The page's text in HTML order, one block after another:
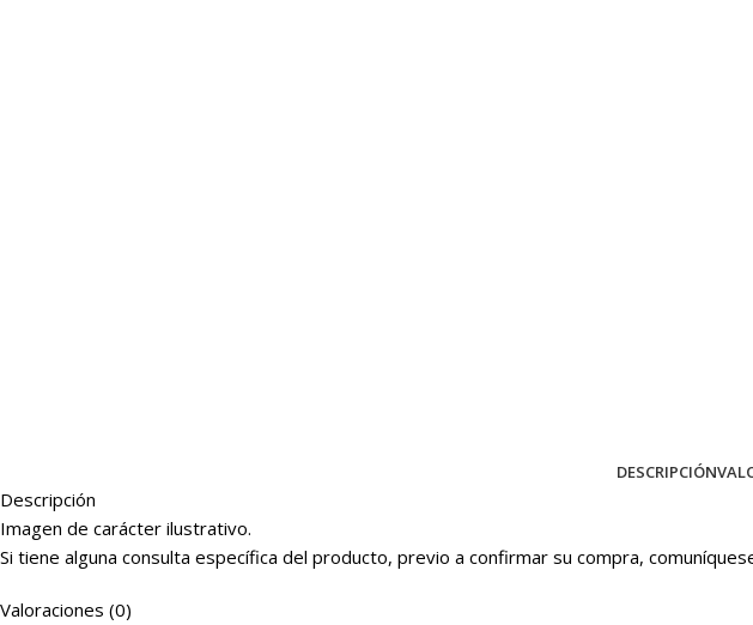
DESCRIPCIÓN
Descripción
Imagen de carácter ilustrativo.
Si tiene alguna consulta específica del producto, previo a confirmar su compra,
Valoraciones (0)